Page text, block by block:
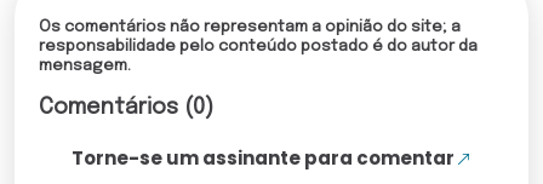
Os comentários não representam a opinião do site; a
responsabilidade pelo conteúdo postado é do autor da
mensagem.
Comentários (0)
Torne-se um assinante para comentar